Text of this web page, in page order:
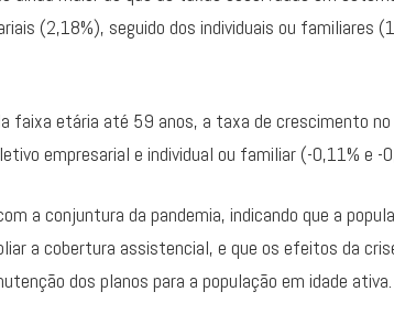
(2,18%), seguido dos individuais ou familiares
faixa etária até 59 anos, a taxa de crescimento
empresarial e individual ou familiar (-0,11% e -
a conjuntura da pandemia, indicando que a
a cobertura assistencial, e que os efeitos da
dos planos para a população em idade ativa.